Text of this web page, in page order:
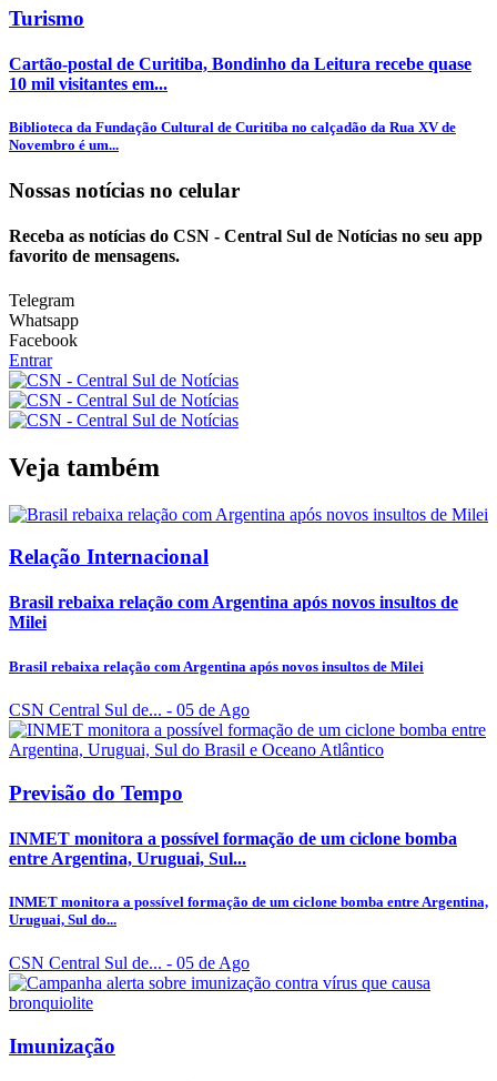
Turismo
Cartão-postal de Curitiba, Bondinho da Leitura recebe quase
10 mil visitantes em...
Biblioteca da Fundação Cultural de Curitiba no calçadão da Rua XV de
Novembro é um...
Nossas notícias no celular
Receba as notícias do CSN - Central Sul de Notícias no seu app
favorito de mensagens.
Telegram
Whatsapp
Facebook
Entrar
Veja também
Relação Internacional
Brasil rebaixa relação com Argentina após novos insultos de
Milei
Brasil rebaixa relação com Argentina após novos insultos de Milei
CSN Central Sul de... - 05 de Ago
Previsão do Tempo
INMET monitora a possível formação de um ciclone bomba
entre Argentina, Uruguai, Sul...
INMET monitora a possível formação de um ciclone bomba entre Argentina,
Uruguai, Sul do...
CSN Central Sul de... - 05 de Ago
Imunização